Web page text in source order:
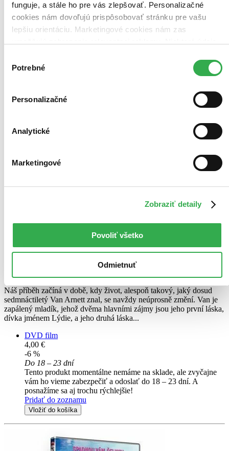
funguje, a stále ho pre vás zlepšovať. Personalizačné
cookies nám dovoľujú prispôsobovať stránku pre vašu
lepšiu orientáciu. Marketingové cookies nám zas
keby sme mohli používať všetky tieto cookies. Ďakujeme!
súhlasu
Potrebné
Personalizačné
Analytické
Marketingové
Zobraziť detaily
Povoliť všetko
Odmietnuť
Megan Parlen
Kevin Michael Richardson
Náš příběh začíná v době, kdy život, alespoň takový, jaký dosud
sedmnáctiletý Van Arnett znal, se navždy neúprosně změní. Van je
zapálený mladík, jehož dvěma hlavními zájmy jsou jeho první láska,
dívka jménem Lýdie, a jeho druhá láska...
DVD film
4,00 €
-6 %
Do 18 – 23 dní
Tento produkt momentálne nemáme na sklade, ale zvyčajne
vám ho vieme zabezpečiť a odoslať do 18 – 23 dní. A
posnažíme sa aj trochu rýchlejšie!
Pridať do zoznamu
Vložiť do košíka